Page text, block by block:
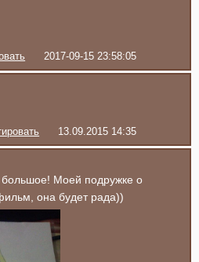
2017-09-15 23:58:05
13.09.2015 14:35
Моей подружке о
она будет рада))